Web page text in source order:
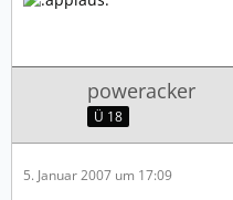
poweracker
Ü 18
5. Januar 2007 um 17:09